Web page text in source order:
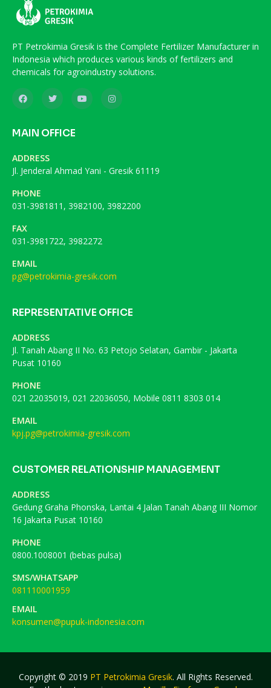
PT Petrokimia Gresik is the Complete Fertilizer Manufacturer in
Indonesia which produces various kinds of fertilizers and
chemicals for agroindustry solutions.
MAIN OFFICE
ADDRESS
Jl. Jenderal Ahmad Yani - Gresik 61119
PHONE
031-3981811, 3982100, 3982200
FAX
031-3981722, 3982272
EMAIL
pg@petrokimia-gresik.com
REPRESENTATIVE OFFICE
ADDRESS
Jl. Tanah Abang II No. 63 Petojo Selatan, Gambir - Jakarta
Pusat 10160
PHONE
021 22035019, 021 22036050, Mobile 0811 8303 014
EMAIL
kpj.pg@petrokimia-gresik.com
CUSTOMER RELATIONSHIP MANAGEMENT
ADDRESS
Gedung Graha Phonska, Lantai 4 Jalan Tanah Abang III Nomor
16 Jakarta Pusat 10160
PHONE
0800.1008001 (bebas pulsa)
SMS/WHATSAPP
081110001959
EMAIL
konsumen@pupuk-indonesia.com
Copyright © 2019 PT Petrokimia Gresik. All Rights Reserved.